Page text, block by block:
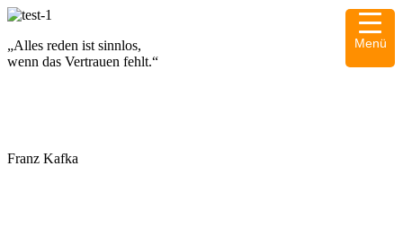
„Alles reden ist sinnlos,
wenn das Vertrauen fehlt.“
Franz Kafka
Menü
▼